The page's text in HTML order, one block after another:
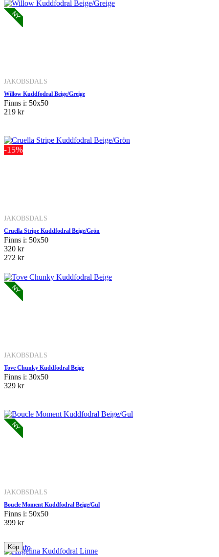
Mer info
JAKOBSDALS
Willow Kuddfodral Beige/Greige
Finns i: 50x50
219 kr
-15%
JAKOBSDALS
Cruella Stripe Kuddfodral Beige/Grön
Finns i: 50x50
320 kr
272 kr
JAKOBSDALS
Tove Chunky Kuddfodral Beige
Finns i: 30x50
329 kr
JAKOBSDALS
Boucle Moment Kuddfodral Beige/Gul
Finns i: 50x50
399 kr